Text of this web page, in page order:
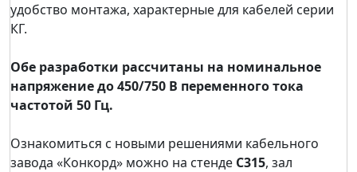
удобство монтажа, характерные для кабелей серии
КГ.
Обе разработки рассчитаны на номинальное
напряжение до 450/750 В переменного тока
частотой 50 Гц.
Ознакомиться с новыми решениями кабельного
завода «Конкорд» можно на стенде С315, зал